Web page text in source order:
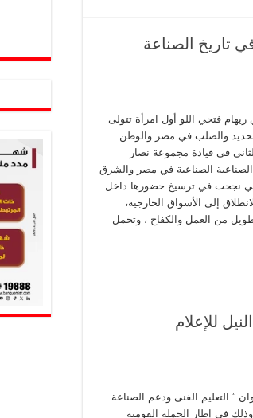
تاريخ الصناعة
فتحي اللو أول امرأة تتولى
والصلب في مصر والوطن
في قيادة مجموعة نصار
الصناعية الصناعية في مصر والشرق
نجحت في ترسيخ حضورها داخل
إلى الأسواق الخارجية،
من العمل والكفاح ، وتحمل
للإعلام
” التعليم الفنى ودعم الصناعة
وذلك فى إطار الحملة القومية